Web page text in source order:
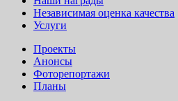
Независимая оценка качества
Услуги
Проекты
Анонсы
Фоторепортажи
Планы